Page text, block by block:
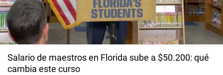
Salario de maestros en Florida sube a $50.200: qué
cambia este curso